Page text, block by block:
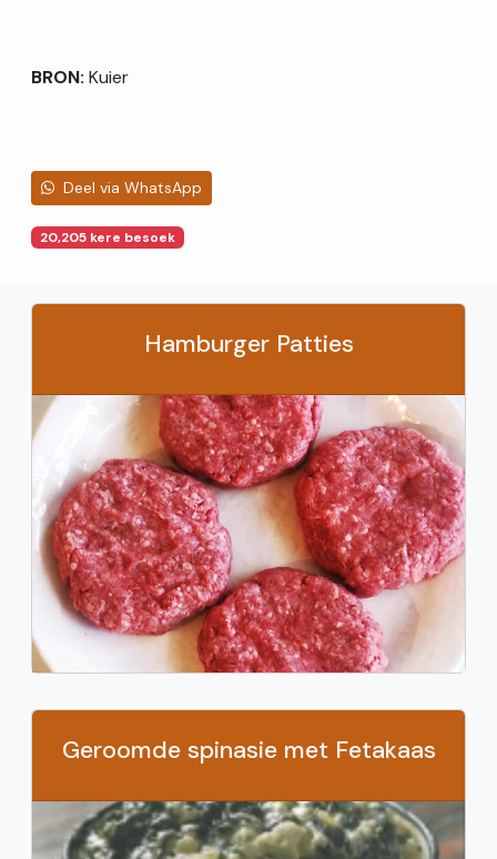
BRON: Kuier
Deel via WhatsApp
20,205 kere besoek
Hamburger Patties
Geroomde spinasie met Fetakaas